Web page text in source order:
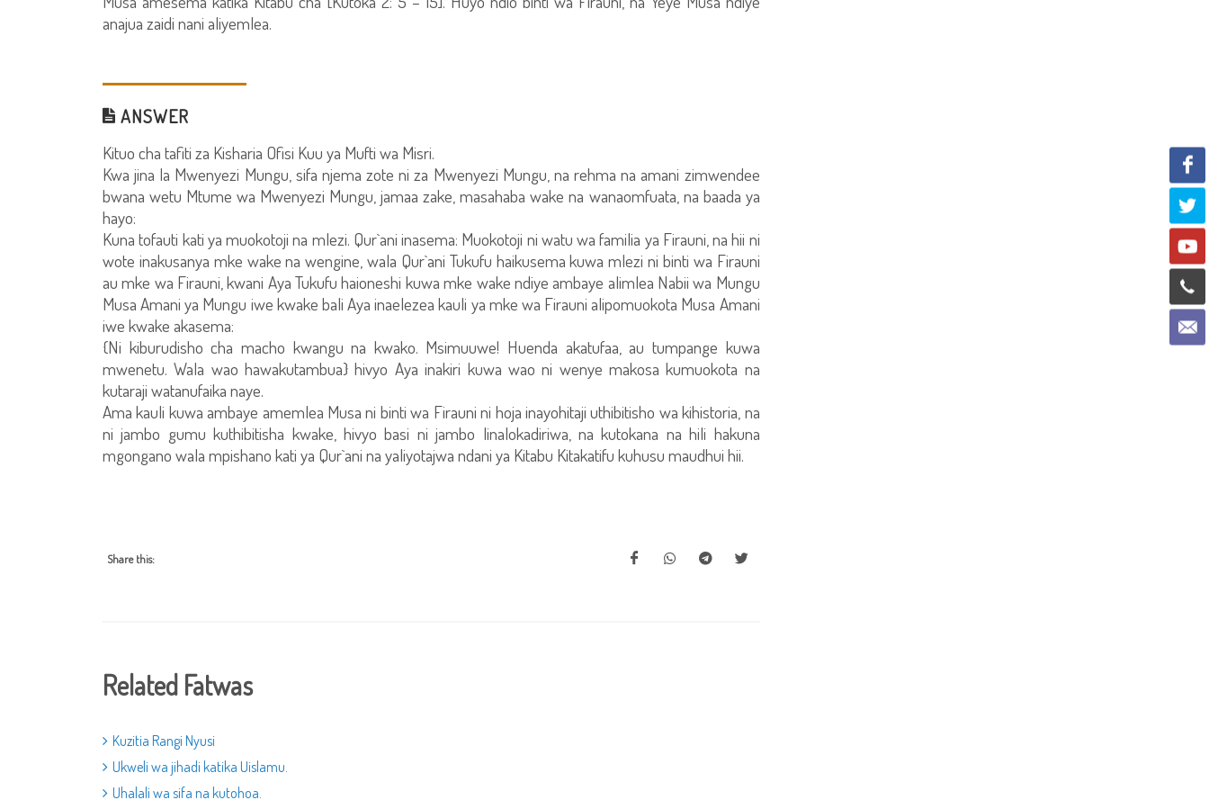
anajua zaidi nani aliyemlea.
ANSWER
Kituo cha tafiti za Kisharia Ofisi Kuu ya Mufti wa Misri.
Kwa jina la Mwenyezi Mungu, sifa njema zote ni za Mwenyezi Mungu, na rehma na amani zimwendee
bwana wetu Mtume wa Mwenyezi Mungu, jamaa zake, masahaba wake na wanaomfuata, na baada ya
hayo:
Kuna tofauti kati ya muokotoji na mlezi. Qur`ani inasema: Muokotoji ni watu wa familia ya Firauni, na hii ni
wote inakusanya mke wake na wengine, wala Qur`ani Tukufu haikusema kuwa mlezi ni binti wa Firauni
au mke wa Firauni, kwani Aya Tukufu haioneshi kuwa mke wake ndiye ambaye alimlea Nabii wa Mungu
Musa Amani ya Mungu iwe kwake bali Aya inaelezea kauli ya mke wa Firauni alipomuokota Musa Amani
iwe kwake akasema:
{Ni kiburudisho cha macho kwangu na kwako. Msimuuwe! Huenda akatufaa, au tumpange kuwa
mwenetu. Wala wao hawakutambua} hivyo Aya inakiri kuwa wao ni wenye makosa kumuokota na
kutaraji watanufaika naye.
Ama kauli kuwa ambaye amemlea Musa ni binti wa Firauni ni hoja inayohitaji uthibitisho wa kihistoria, na
ni jambo gumu kuthibitisha kwake, hivyo basi ni jambo linalokadiriwa, na kutokana na hili hakuna
mgongano wala mpishano kati ya Qur`ani na yaliyotajwa ndani ya Kitabu Kitakatifu kuhusu maudhui hii.
Share this:
Related Fatwas
Kuzitia Rangi Nyusi
Ukweli wa jihadi katika Uislamu.
Uhalali wa sifa na kutohoa.